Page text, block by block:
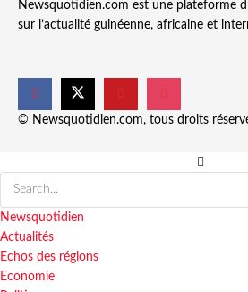
Newsquotidien.com est une plateforme
sur l’actualité guinéenne, africaine et
© Newsquotidien.com, tous droits
Newsquotidien
Actualités
Echos des régions
Economie